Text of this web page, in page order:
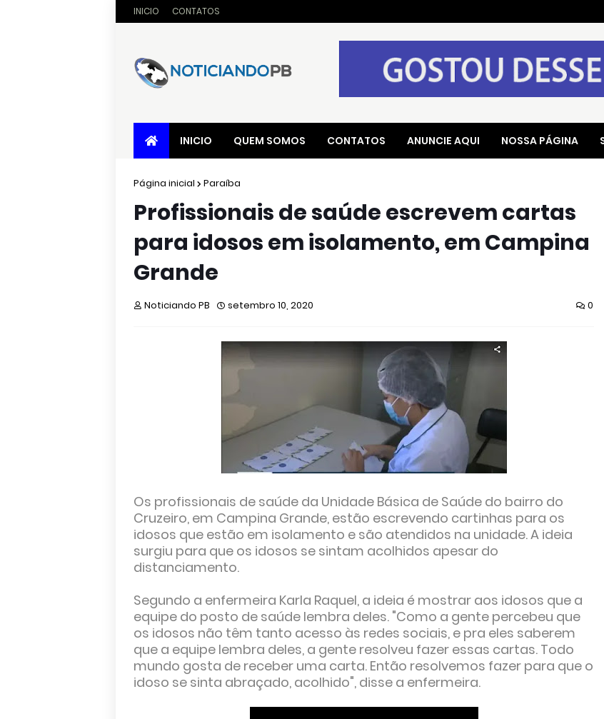
INICIO CONTATOS
INICIO QUEM SOMOS CONTATOS ANUNCIE AQUI NOSSA PÁGINA
Página inicial Paraíba
Profissionais de saúde escrevem cartas
para idosos em isolamento, em Campina
Grande
Noticiando PB setembro 10, 2020 0
Os profissionais de saúde da Unidade Básica de Saúde do bairro do
Cruzeiro, em Campina Grande, estão escrevendo cartinhas para os
idosos que estão em isolamento e são atendidos na unidade. A ideia
surgiu para que os idosos se sintam acolhidos apesar do
distanciamento.
Segundo a enfermeira Karla Raquel, a ideia é mostrar aos idosos que a
equipe do posto de saúde lembra deles. "Como a gente percebeu que
os idosos não têm tanto acesso às redes sociais, e pra eles saberem
que a equipe lembra deles, a gente resolveu fazer essas cartas. Todo
mundo gosta de receber uma carta. Então resolvemos fazer para que o
idoso se sinta abraçado, acolhido", disse a enfermeira.